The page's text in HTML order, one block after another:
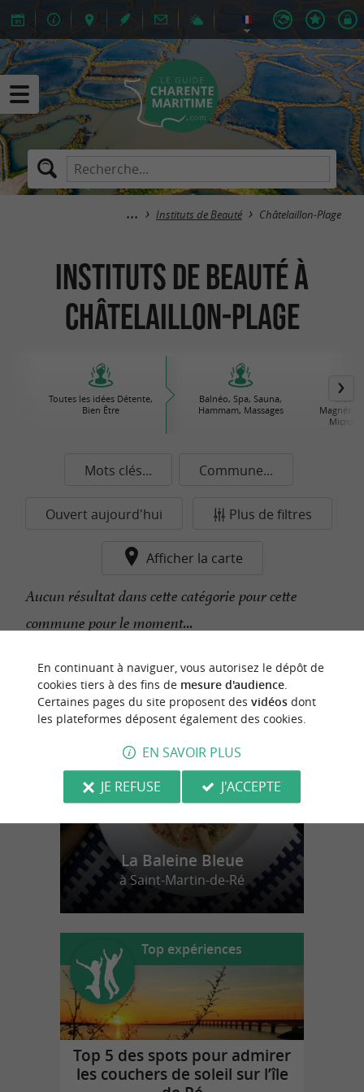
Instituts de Beauté Châtelaillon-Plage
Instituts de Beauté à
Châtelaillon-Plage
Toutes les idées Détente,
Bien Être
Balnéo, Spa, Sauna,
Hammam, Massages
Mots clés... Commune...
Ouvert aujourd'hui Plus de filtres
Afficher la carte
Aucun résultat dans cette catégorie pour cette
commune pour le moment...
n
o
t
r
e
c
o
u
p
d
e
c
o
e
u
r
La Baleine Bleue
à Saint-Martin-de-Ré
Top expériences
Top 5 des spots pour admirer
les couchers de soleil sur l’île
En continuant à naviguer, vous autorisez le dépôt de
cookies tiers à des fins de mesure d'audience.
Certaines pages du site proposent des vidéosdont
les plateformes déposent également des cookies.
EN SAVOIR PLUS
JE REFUSE
J'ACCEPTE